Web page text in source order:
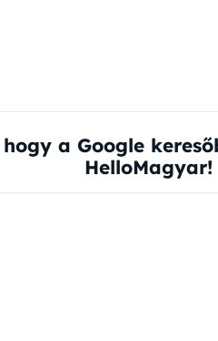
a Google
HelloMagyar!